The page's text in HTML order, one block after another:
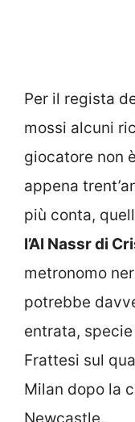
Per il regista
mossi alcuni
giocatore non
appena
più conta,
l’Al Nassr di
metronomo
potrebbe
entrata,
Frattesi sul
Milan dopo la